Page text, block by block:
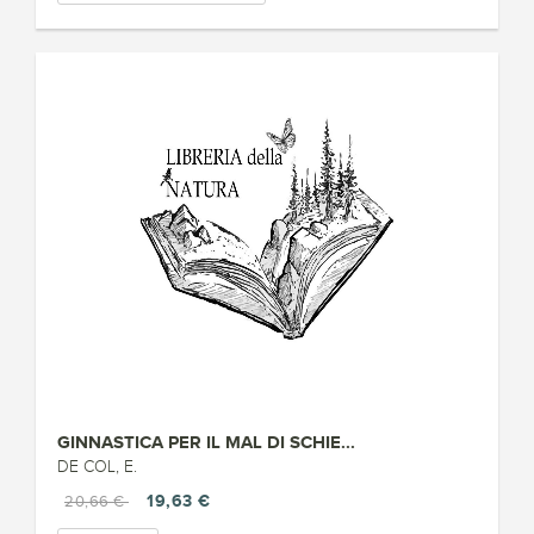
GINNASTICA PER IL MAL DI SCHIE...
DE COL, E.
20,66 €
19,63 €